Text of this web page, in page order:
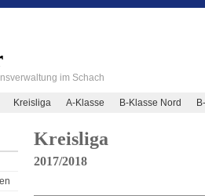
im Schach
Kreisliga A-Klasse B-Klasse Nord
Kreisliga
2017/2018